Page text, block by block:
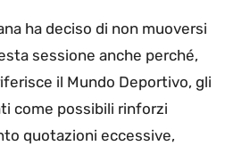
ha deciso di non muoversi
sessione anche perché,
il Mundo Deportivo, gli
come possibili rinforzi
quotazioni eccessive,